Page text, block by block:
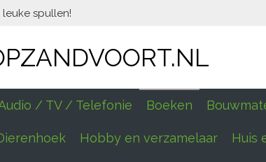
leuke spullen!
/ TV / Telefonie Boeken
Hobby en verzamelaar Huis